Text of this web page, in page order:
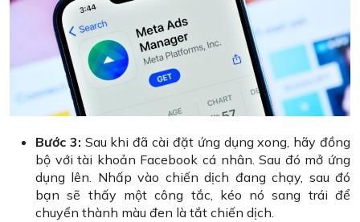
Bước 3: Sau khi đã cài đặt ứng dụng xong, hãy đồng
bộ với tài khoản Facebook cá nhân. Sau đó mở ứng
dụng lên. Nhấp vào chiến dịch đang chạy, sau đó
bạn sẽ thấy một công tắc, kéo nó sang trái để
chuyển thành màu đen là tắt chiến dịch.